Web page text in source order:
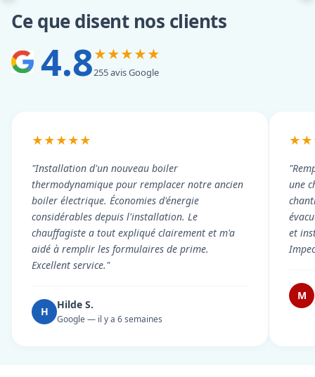
Ce que disent nos clients
4.8★★★★★
255 avis Google
★★★★★
"Installation d'un nouveau boiler
thermodynamique pour remplacer notre ancien
boiler électrique. Économies d'énergie
considérables depuis l'installation. Le
chauffagiste a tout expliqué clairement et m'a
aidé à remplir les formulaires de prime.
Excellent service."
H
Hilde S.
Google — il y a 6 semaines
une
et
M